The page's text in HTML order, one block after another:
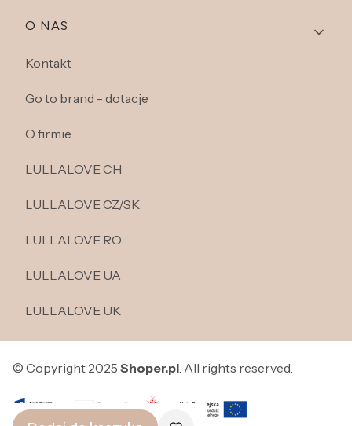
O NAS
Kontakt
Go to brand - dotacje
O firmie
LULLALOVE CH
LULLALOVE CZ/SK
LULLALOVE RO
LULLALOVE UA
LULLALOVE UK
© Copyright 2025 Shoper.pl. All rights reserved.